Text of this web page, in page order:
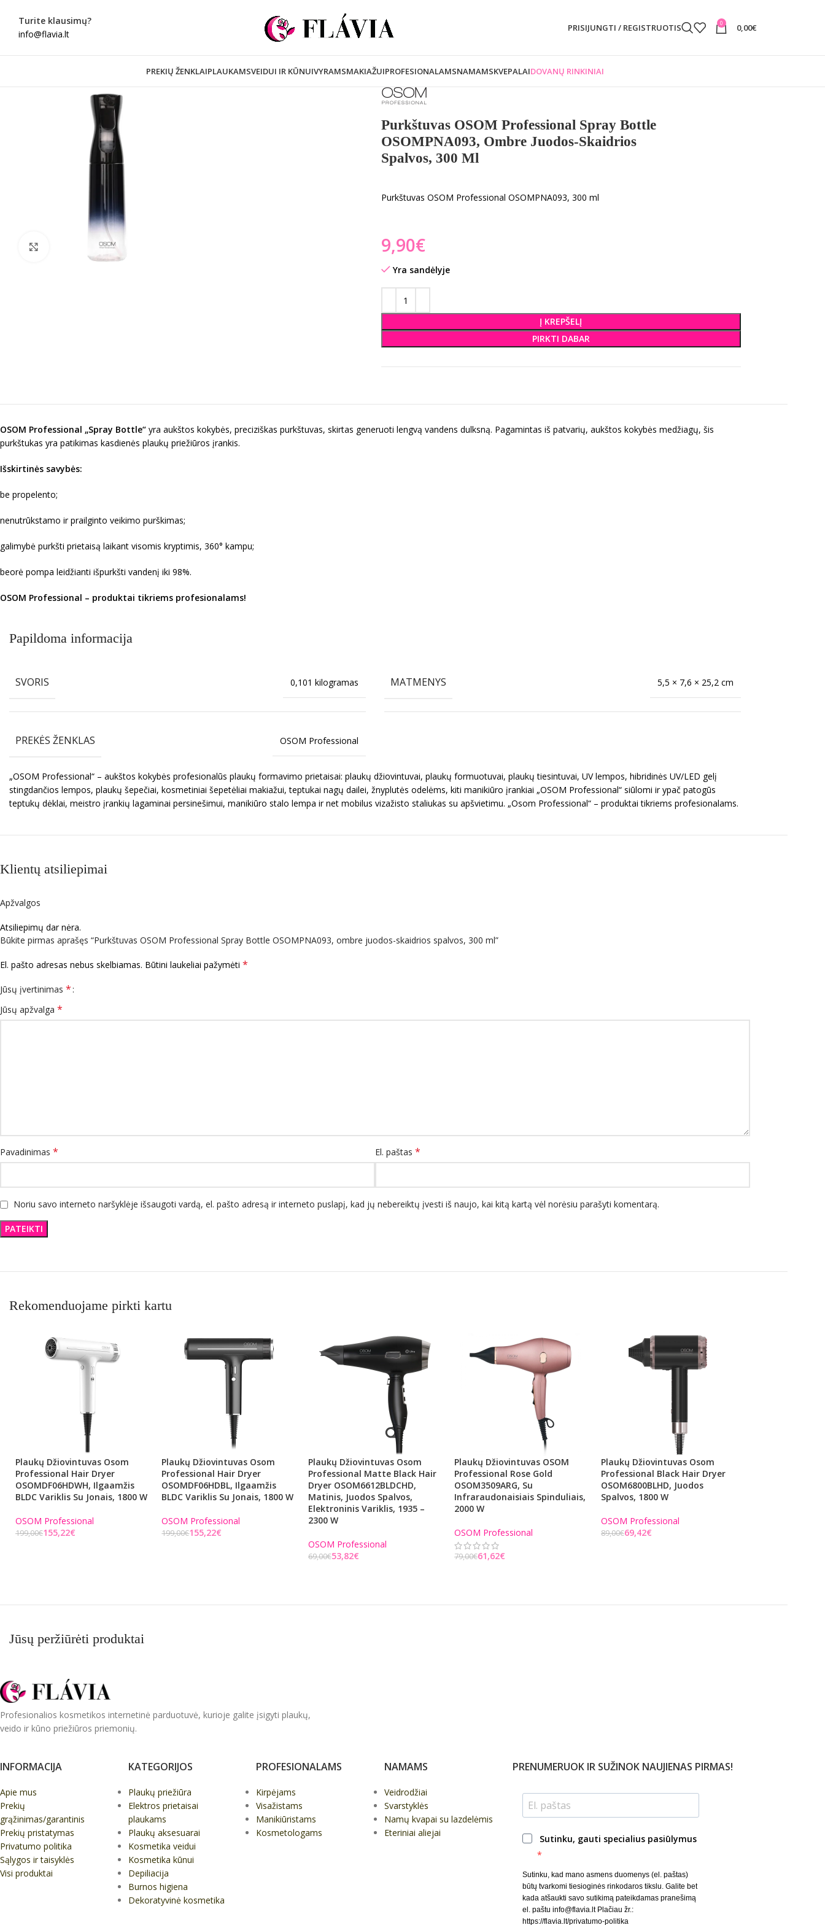
Turite klausimų?
info@flavia.lt
PRISIJUNGTI / REGISTRUOTIS 0 0,00€
PREKIŲ ŽENKLAIPLAUKAMSVEIDUI IR KŪNUIVYRAMSMAKIAŽUIPROFESIONALAMSNAMAMSKVEPALAIDOVANŲ RINKINIAI
Spustelėkite norėdami padidinti
Purkštuvas OSOM Professional Spray Bottle
OSOMPNA093, Ombre Juodos-Skaidrios
Spalvos, 300 Ml
Purkštuvas OSOM Professional OSOMPNA093, 300 ml
€
Yra sandėlyje
Į KREPŠELĮ
PIRKTI DABAR
OSOM Professional „Spray Bottle“ yra aukštos kokybės, preciziškas purkštuvas, skirtas generuoti lengvą vandens dulksną. Pagamintas iš patvarių, aukštos kokybės medžiagų, šis
purkštukas yra patikimas kasdienės plaukų priežiūros įrankis.
Išskirtinės savybės:
be propelento;
nenutrūkstamo ir prailginto veikimo purškimas;
galimybė purkšti prietaisą laikant visomis kryptimis, 360° kampu;
beorė pompa leidžianti išpurkšti vandenį iki 98%.
OSOM Professional – produktai tikriems profesionalams!
Papildoma informacija
SVORIS 0,101 kilogramas MATMENYS 5,5 × 7,6 × 25,2 cm
PREKĖS ŽENKLAS OSOM Professional
„OSOM Professional“ – aukštos kokybės profesionalūs plaukų formavimo prietaisai: plaukų džiovintuvai, plaukų formuotuvai, plaukų tiesintuvai, UV lempos, hibridinės UV/LED gelį
stingdančios lempos, plaukų šepečiai, kosmetiniai šepetėliai makiažui, teptukai nagų dailei, žnyplutės odelėms, kiti manikiūro įrankiai „OSOM Professional“ siūlomi ir ypač patogūs
teptukų dėklai, meistro įrankių lagaminai persinešimui, manikiūro stalo lempa ir net mobilus vizažisto staliukas su apšvietimu. „Osom Professional“ – produktai tikriems profesionalams.
Klientų atsiliepimai
Apžvalgos
Atsiliepimų dar nėra.
Būkite pirmas aprašęs “Purkštuvas OSOM Professional Spray Bottle OSOMPNA093, ombre juodos-skaidrios spalvos, 300 ml”
El. pašto adresas nebus skelbiamas. Būtini laukeliai pažymėti *
Jūsų įvertinimas *
Jūsų apžvalga *
Pavadinimas * El. paštas *
Noriu savo interneto naršyklėje išsaugoti vardą, el. pašto adresą ir interneto puslapį, kad jų nebereiktų įvesti iš naujo, kai kitą kartą vėl norėsiu parašyti komentarą.
Rekomenduojame pirkti kartu
Plaukų Džiovintuvas Osom
Professional Hair Dryer
OSOMDF06HDWH, Ilgaamžis
BLDC Variklis Su Jonais, 1800 W
OSOM Professional
199,00€155,22€
Plaukų Džiovintuvas Osom
Professional Hair Dryer
OSOMDF06HDBL, Ilgaamžis
BLDC Variklis Su Jonais, 1800 W
OSOM Professional
199,00€155,22€
Plaukų Džiovintuvas Osom
Professional Matte Black Hair
Dryer OSOM6612BLDCHD,
Matinis, Juodos Spalvos,
Elektroninis Variklis, 1935 –
2300 W
OSOM Professional
69,00€53,82€
Plaukų Džiovintuvas OSOM
Professional Rose Gold
OSOM3509ARG, Su
Infraraudonaisiais Spinduliais,
2000 W
OSOM Professional
79,00€61,62€
Plaukų Džiovintuvas Osom
Professional Black Hair Dryer
OSOM6800BLHD, Juodos
Spalvos, 1800 W
OSOM Professional
89,00€69,42€
Jūsų peržiūrėti produktai
Profesionalios kosmetikos internetinė parduotuvė, kurioje galite įsigyti plaukų,
veido ir kūno priežiūros priemonių.
INFORMACIJA
Apie mus
Prekių
grąžinimas/garantinis
Prekių pristatymas
Privatumo politika
Sąlygos ir taisyklės
Visi produktai
KATEGORIJOS
Plaukų priežiūra
Elektros prietaisai
plaukams
Plaukų aksesuarai
Kosmetika veidui
Kosmetika kūnui
Depiliacija
Burnos higiena
Dekoratyvinė kosmetika
PROFESIONALAMS
Kirpėjams
Visažistams
Manikiūristams
Kosmetologams
NAMAMS
Veidrodžiai
Svarstyklės
Namų kvapai su lazdelėmis
Eteriniai aliejai
PRENUMERUOK IR SUŽINOK NAUJIENAS PIRMAS!
Sutinku, gauti specialius pasiūlymus
Sutinku, kad mano asmens duomenys (el. paštas)
būtų tvarkomi tiesioginės rinkodaros tikslu. Galite bet
kada atšaukti savo sutikimą pateikdamas pranešimą
el. paštu info@flavia.lt Plačiau žr.:
https://flavia.lt/privatumo-politika